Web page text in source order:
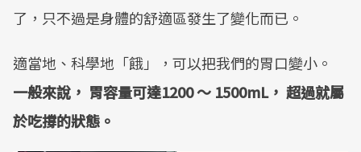
了，只不過是身體的舒適區發生了變化而已。
適當地、科學地「餓」，可以把我們的胃口變小。
一般來說， 胃容量可達1200 ～ 1500mL， 超過就屬
於吃撐的狀態。